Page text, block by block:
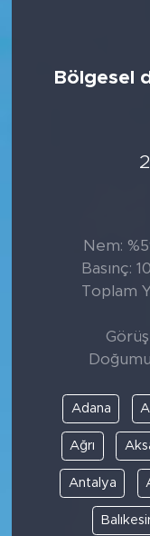
Bölgesel
Nem:
Basınç:
Toplam
Adana
Ağrı
Antalya